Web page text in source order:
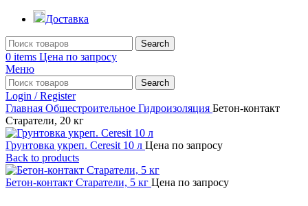
Доставка
Search
0 items Цена по запросу
Меню
Search
Login / Register
Главная Общестроительное Гидроизоляция Бетон-контакт
Старатели, 20 кг
Грунтовка укреп. Ceresit 10 л Цена по запросу
Back to products
Бетон-контакт Старатели, 5 кг Цена по запросу